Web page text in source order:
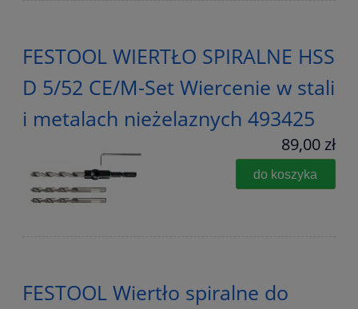
FESTOOL WIERTŁO SPIRALNE HSS
D 5/52 CE/M-Set Wiercenie w stali
i metalach nieżelaznych 493425
89,00 zł
do koszyka
FESTOOL Wiertło spiralne do